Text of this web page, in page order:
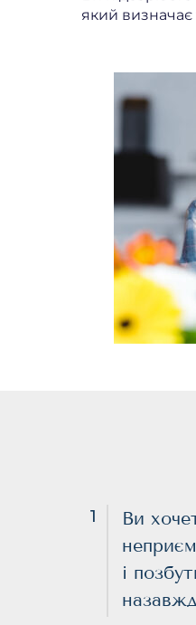
який визначає
1
Ви
і